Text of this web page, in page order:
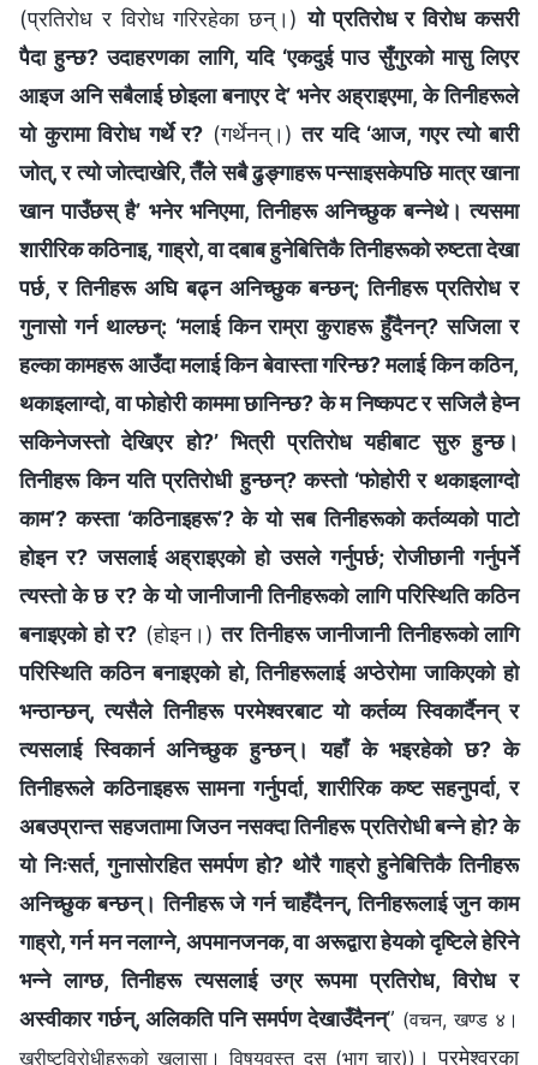
(प्रतिरोध र विरोध गरिरहेका छन्।)यो प्रतिरोध र विरोध कसरी
पैदा हुन्छ? उदाहरणका लागि, यदि ‘एकदुई पाउ सुँगुरको मासु लिएर
आइज अनि सबैलाई छोइला बनाएर दे’ भनेर अह्राइएमा, के तिनीहरूले
यो कुरामा विरोध गर्थे र? (गर्थेनन्।)तर यदि ‘आज, गएर त्यो बारी
जोत्, र त्यो जोत्दाखेरि, तैँले सबै ढुङ्गाहरू पन्साइसकेपछि मात्र खाना
खान पाउँछस् है’ भनेर भनिएमा, तिनीहरू अनिच्छुक बन्‍नेथे। त्यसमा
शारीरिक कठिनाइ, गाह्रो, वा दबाब हुनेबित्तिकै तिनीहरूको रुष्टता देखा
पर्छ, र तिनीहरू अघि बढ्न अनिच्छुक बन्छन्; तिनीहरू प्रतिरोध र
गुनासो गर्न थाल्छन्: ‘मलाई किन राम्रा कुराहरू हुँदैनन्? सजिला र
हल्का कामहरू आउँदा मलाई किन बेवास्ता गरिन्छ? मलाई किन कठिन,
थकाइलाग्दो, वा फोहोरी काममा छानिन्छ? के म निष्कपट र सजिलै हेप्न
सकिनेजस्तो देखिएर हो?’ भित्री प्रतिरोध यहीबाट सुरु हुन्छ।
तिनीहरू किन यति प्रतिरोधी हुन्छन्? कस्तो ‘फोहोरी र थकाइलाग्दो
काम’? कस्ता ‘कठिनाइहरू’? के यो सब तिनीहरूको कर्तव्यको पाटो
होइन र? जसलाई अह्राइएको हो उसले गर्नुपर्छ; रोजीछानी गर्नुपर्ने
त्यस्तो के छ र? के यो जानीजानी तिनीहरूको लागि परिस्थिति कठिन
बनाइएको हो र? (होइन।)तर तिनीहरू जानीजानी तिनीहरूको लागि
परिस्थिति कठिन बनाइएको हो, तिनीहरूलाई अप्ठेरोमा जाकिएको हो
भन्ठान्छन्, त्यसैले तिनीहरू परमेश्‍वरबाट यो कर्तव्य स्विकार्दैनन् र
त्यसलाई स्विकार्न अनिच्छुक हुन्छन्। यहाँ के भइरहेको छ? के
तिनीहरूले कठिनाइहरू सामना गर्नुपर्दा, शारीरिक कष्ट सहनुपर्दा, र
अबउप्रान्त सहजतामा जिउन नसक्दा तिनीहरू प्रतिरोधी बन्‍ने हो? के
यो निःसर्त, गुनासोरहित समर्पण हो? थोरै गाह्रो हुनेबित्तिकै तिनीहरू
अनिच्छुक बन्छन्। तिनीहरू जे गर्न चाहँदैनन्, तिनीहरूलाई जुन काम
गाह्रो, गर्न मन नलाग्‍ने, अपमानजनक, वा अरूद्वारा हेयको दृष्टिले हेरिने
भन्‍ने लाग्छ, तिनीहरू त्यसलाई उग्र रूपमा प्रतिरोध, विरोध र
अस्वीकार गर्छन्, अलिकति पनि समर्पण देखाउँदैनन्” (वचन, खण्ड ४।
ख्रीष्टविरोधीहरूको खुलासा। विषयवस्तु दस (भाग चार)) । परमेश्‍वरका